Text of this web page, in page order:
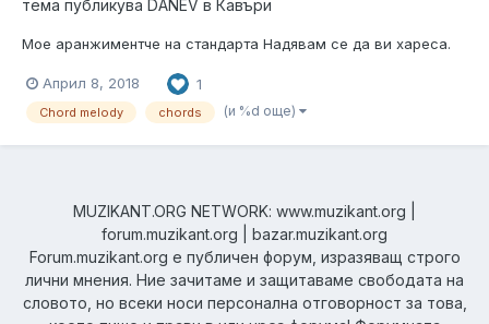
тема публикува DANEV в Кавъри
Мое аранжиментче на стандарта Надявам се да ви хареса.
Април 8, 2018 1
Chord melody chords (и %d още)
MUZIKANT.ORG NETWORK: www.muzikant.org |
forum.muzikant.org | bazar.muzikant.org
Forum.muzikant.org е публичен форум, изразяващ строго
лични мнения. Ние зачитаме и защитаваме свободата на
словото, но всеки носи персонална отговорност за това,